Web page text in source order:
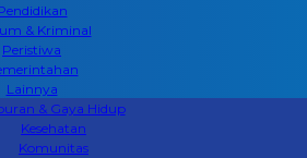
& Kriminal
Peristiwa
Lainnya
& Gaya Hidup
Kesehatan
Komunitas